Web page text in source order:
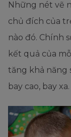
Những nét vẽ
chủ đích của
nào đó. Chính
kết quả của
tăng khả năng
bay cao, bay xa.